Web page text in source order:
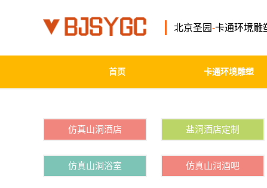
北京圣园-卡通环境雕
首页 卡通环境雕塑
仿真山洞酒店 盐洞酒店定制
仿真山洞浴室 仿真山洞酒吧